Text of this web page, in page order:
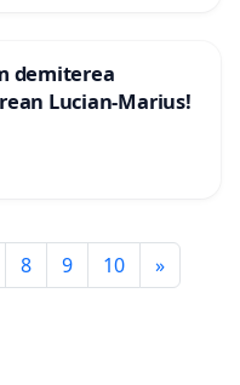
demiterea
Lucian-Marius!
8 9 10 »